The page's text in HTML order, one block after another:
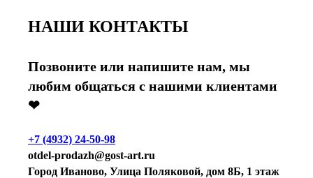
НАШИ КОНТАКТЫ
Позвоните или напишите нам, мы
любим общаться с нашими клиентами
❤
+7 (4932) 24-50-98
otdel-prodazh@gost-art.ru
Город Иваново, Улица Поляковой, дом 8Б, 1 этаж